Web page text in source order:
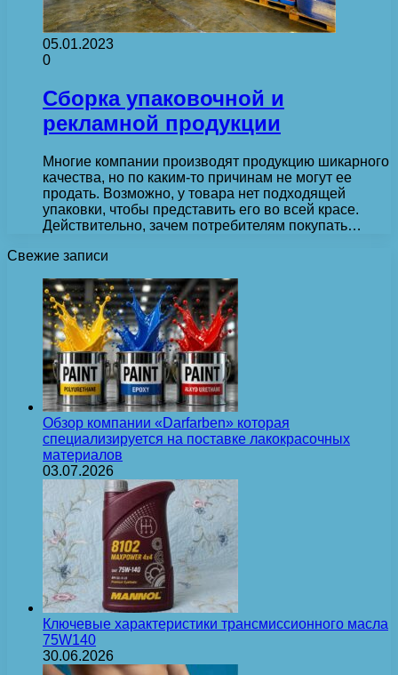
05.01.2023
0
Сборка упаковочной и
рекламной продукции
Многие компании производят продукцию шикарного
качества, но по каким-то причинам не могут ее
продать. Возможно, у товара нет подходящей
упаковки, чтобы представить его во всей красе.
Действительно, зачем потребителям покупать…
Свежие записи
Обзор компании «Darfarben» которая
специализируется на поставке лакокрасочных
материалов
03.07.2026
Ключевые характеристики трансмиссионного масла
75W140
30.06.2026